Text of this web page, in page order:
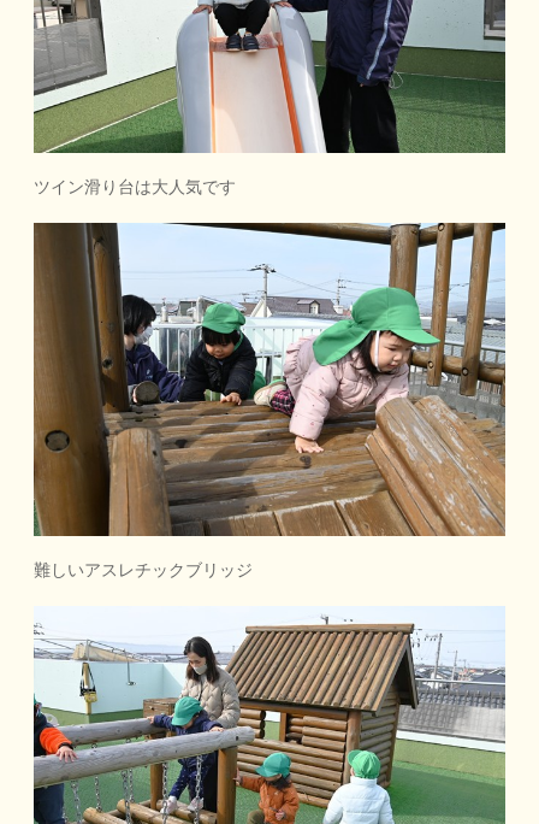
ツイン滑り台は大人気です
難しいアスレチックブリッジ